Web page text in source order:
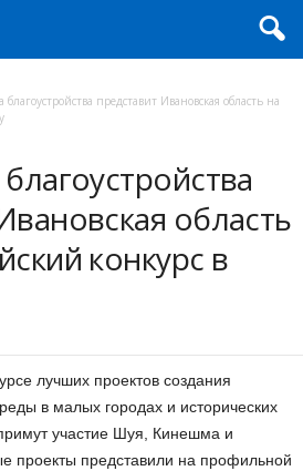
благоустройства представит Ивановская область на
область
конкурс в
лучших проектов создания
в малых городах и исторических
участие Шуя, Кинешма и
проекты представили на профильной